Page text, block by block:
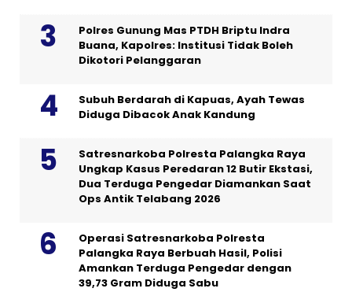
Polres Gunung Mas PTDH Briptu Indra
Buana, Kapolres: Institusi Tidak Boleh
Dikotori Pelanggaran
Subuh Berdarah di Kapuas, Ayah Tewas
Diduga Dibacok Anak Kandung
Satresnarkoba Polresta Palangka Raya
Ungkap Kasus Peredaran 12 Butir Ekstasi,
Dua Terduga Pengedar Diamankan Saat
Ops Antik Telabang 2026
Operasi Satresnarkoba Polresta
Palangka Raya Berbuah Hasil, Polisi
Amankan Terduga Pengedar dengan
39,73 Gram Diduga Sabu